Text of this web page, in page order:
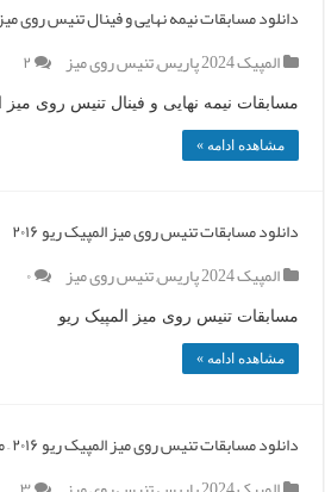
دانلود مسابقات نیمه نهایی و فینال تنیس روی میز
المپیک 2024 پاریس
,تنیس روی میز ۲
مسابقات نیمه نهایی و فینال تنیس روی میز
مشاهده ادامه »
دانلود مسابقات تنیس روی میز المپیک ریو ۲۰۱۶
المپیک 2024 پاریس
,تنیس روی میز ۰
مسابقات تنیس روی میز المپیک ریو
مشاهده ادامه »
دانلود مسابقات تنیس روی میز المپیک ریو ۲۰۱۶ – مرحله سوم